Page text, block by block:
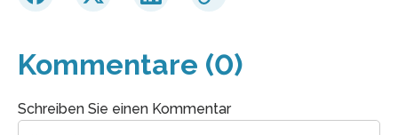
Kommentare (0)
Schreiben Sie einen Kommentar